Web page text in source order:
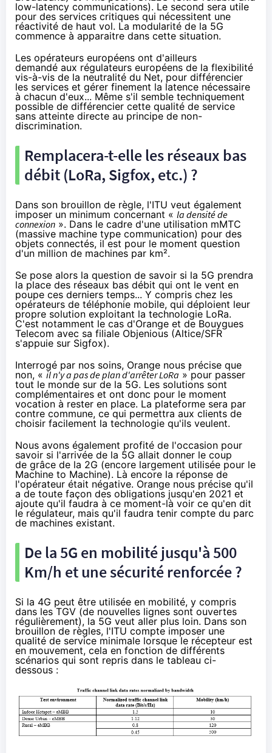
low-latency communications). Le second sera utile
pour des services critiques qui nécessitent une
réactivité de haut vol. La modularité de la 5G
commence à apparaitre dans cette situation.
Les opérateurs européens ont d'ailleurs
demandé aux régulateurs européens de la flexibilité
vis-à-vis de la neutralité du Net, pour différencier
les services et gérer finement la latence nécessaire
à chacun d'eux... Même s'il semble techniquement
possible de différencier cette qualité de service
sans atteinte directe au principe de non-
discrimination.
Remplacera-t-elle les réseaux bas
débit (LoRa, Sigfox, etc.) ?
Dans son brouillon de règle, l'ITU veut également
imposer un minimum concernant « la densité de
connexion ». Dans le cadre d'une utilisation mMTC
(massive machine type communication) pour des
objets connectés, il est pour le moment question
d'un million de machines par km².
Se pose alors la question de savoir si la 5G prendra
la place des réseaux bas débit qui ont le vent en
poupe ces derniers temps... Y compris chez les
opérateurs de téléphonie mobile, qui déploient leur
propre solution exploitant la technologie LoRa.
C'est notamment le cas d'Orange et de Bouygues
Telecom avec sa filiale Objenious (Altice/SFR
s'appuie sur Sigfox).
Interrogé par nos soins, Orange nous précise que
non, « il n'y a pas de plan d'arrêter LoRa » pour passer
tout le monde sur de la 5G. Les solutions sont
complémentaires et ont donc pour le moment
vocation à rester en place. La plateforme sera par
contre commune, ce qui permettra aux clients de
choisir facilement la technologie qu'ils veulent.
Nous avons également profité de l'occasion pour
savoir si l'arrivée de la 5G allait donner le coup
de grâce de la 2G (encore largement utilisée pour le
Machine to Machine). Là encore la réponse de
l'opérateur était négative. Orange nous précise qu'il
a de toute façon des obligations jusqu'en 2021 et
ajoute qu'il faudra à ce moment-là voir ce qu'en dit
le régulateur, mais qu'il faudra tenir compte du parc
de machines existant.
De la 5G en mobilité jusqu'à 500
Km/h et une sécurité renforcée ?
Si la 4G peut être utilisée en mobilité, y compris
dans les TGV (de nouvelles lignes sont ouvertes
régulièrement), la 5G veut aller plus loin. Dans son
brouillon de règles, l'ITU compte imposer une
qualité de service minimale lorsque le récepteur est
en mouvement, cela en fonction de différents
scénarios qui sont repris dans le tableau ci-
dessous :